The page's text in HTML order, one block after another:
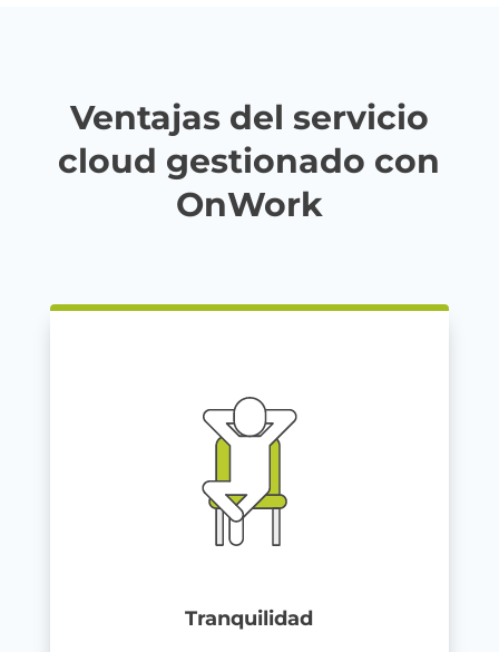
Ventajas del servicio
cloud gestionado con
OnWork
Tranquilidad